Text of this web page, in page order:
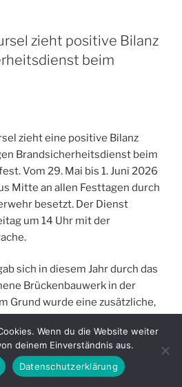
zieht positive Bilanz
beim
zieht eine positive Bilanz
Brandsicherheitsdienst beim
Vom 29. Mai bis 1. Juni 2026
Mitte an allen Festtagen durch
besetzt. Der Dienst
um 14 Uhr mit der
sich in diesem Jahr durch das
Brückenbauwerk in der
Grund wurde eine zusätzliche,
eine schnelle Erreichbarkeit
zu können.
Wenn du die Website weiter
deinem Einverständnis aus.
Datenschutzerklärung